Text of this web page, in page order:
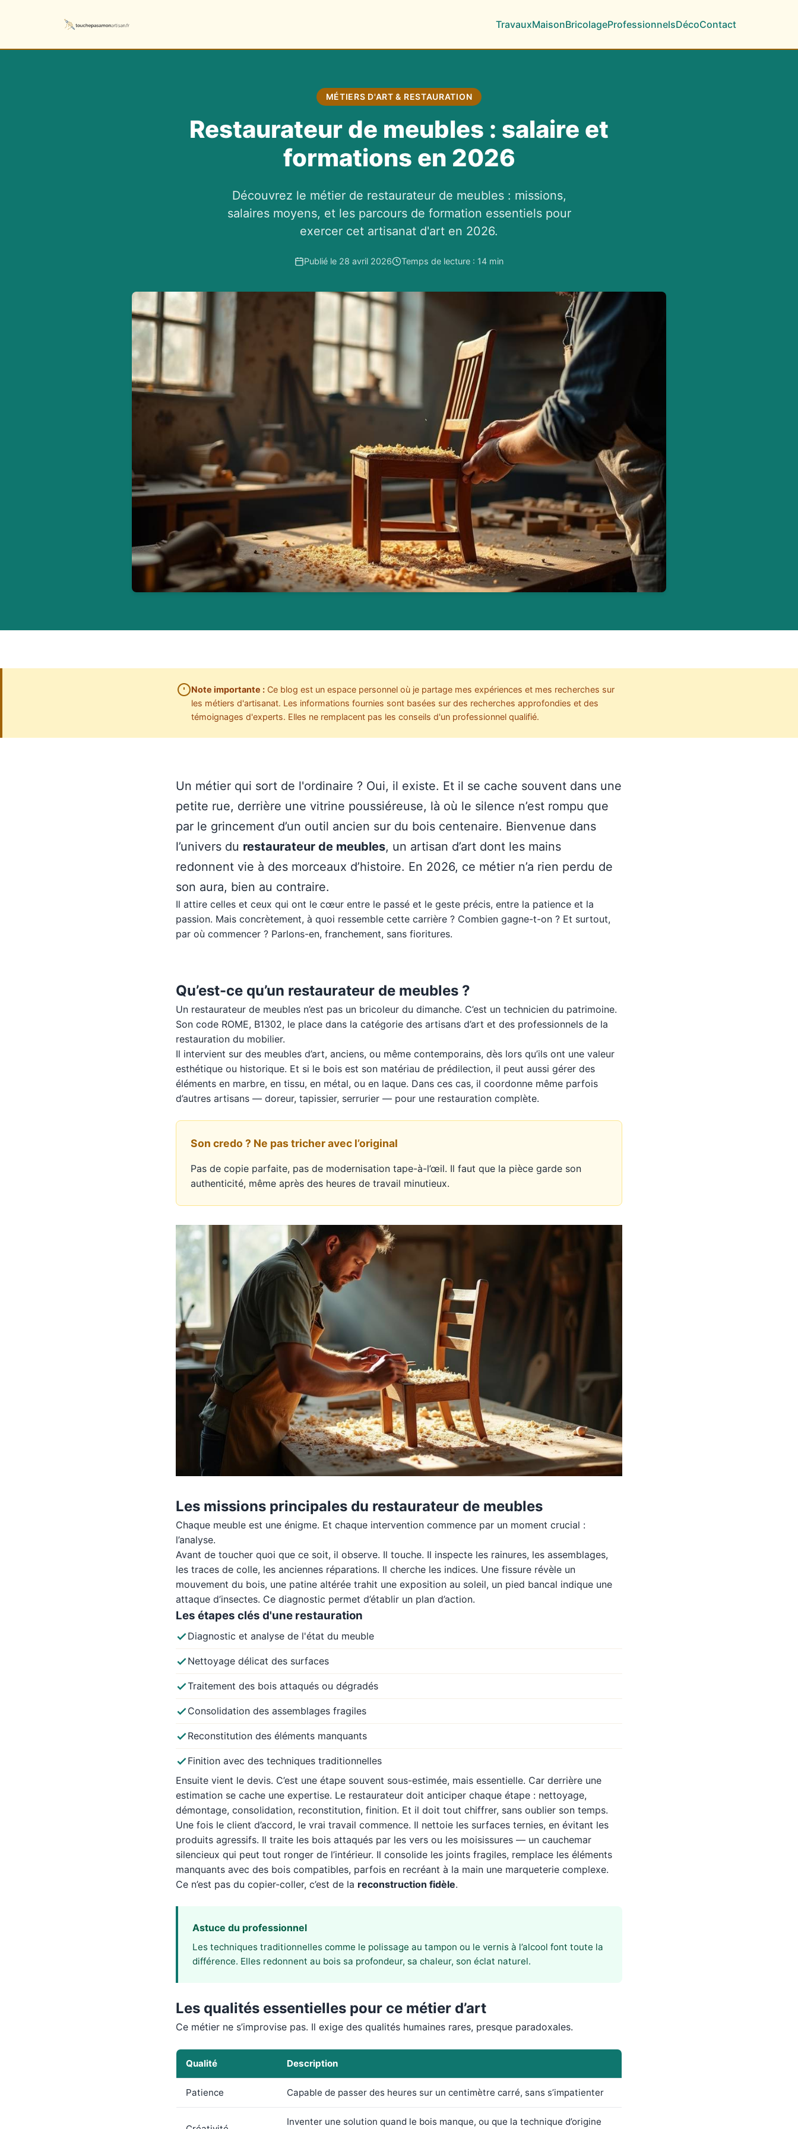
TravauxMaisonBricolageProfessionnelsDécoContact
MÉTIERS D'ART & RESTAURATION
Restaurateur de meubles : salaire et
formations en 2026
Découvrez le métier de restaurateur de meubles : missions,
salaires moyens, et les parcours de formation essentiels pour
exercer cet artisanat d'art en 2026.
Publié le 28 avril 2026 Temps de lecture : 14 min
Note importante : Ce blog est un espace personnel où je partage mes expériences et mes recherches sur
les métiers d'artisanat. Les informations fournies sont basées sur des recherches approfondies et des
témoignages d'experts. Elles ne remplacent pas les conseils d'un professionnel qualifié.
Un métier qui sort de l'ordinaire ? Oui, il existe. Et il se cache souvent dans une
petite rue, derrière une vitrine poussiéreuse, là où le silence n’est rompu que
par le grincement d’un outil ancien sur du bois centenaire. Bienvenue dans
l’univers du restaurateur de meubles, un artisan d’art dont les mains
redonnent vie à des morceaux d’histoire. En 2026, ce métier n’a rien perdu de
son aura, bien au contraire.
Il attire celles et ceux qui ont le cœur entre le passé et le geste précis, entre la patience et la
passion. Mais concrètement, à quoi ressemble cette carrière ? Combien gagne-t-on ? Et surtout,
par où commencer ? Parlons-en, franchement, sans fioritures.
Qu’est-ce qu’un restaurateur de meubles ?
Un restaurateur de meubles n’est pas un bricoleur du dimanche. C’est un technicien du patrimoine.
Son code ROME, B1302, le place dans la catégorie des artisans d’art et des professionnels de la
restauration du mobilier.
Il intervient sur des meubles d’art, anciens, ou même contemporains, dès lors qu’ils ont une valeur
esthétique ou historique. Et si le bois est son matériau de prédilection, il peut aussi gérer des
éléments en marbre, en tissu, en métal, ou en laque. Dans ces cas, il coordonne même parfois
d’autres artisans — doreur, tapissier, serrurier — pour une restauration complète.
Son credo ? Ne pas tricher avec l’original
Pas de copie parfaite, pas de modernisation tape-à-l’œil. Il faut que la pièce garde son
authenticité, même après des heures de travail minutieux.
Les missions principales du restaurateur de meubles
Chaque meuble est une énigme. Et chaque intervention commence par un moment crucial :
l’analyse.
Avant de toucher quoi que ce soit, il observe. Il touche. Il inspecte les rainures, les assemblages,
les traces de colle, les anciennes réparations. Il cherche les indices. Une fissure révèle un
mouvement du bois, une patine altérée trahit une exposition au soleil, un pied bancal indique une
attaque d’insectes. Ce diagnostic permet d’établir un plan d’action.
Les étapes clés d'une restauration
Diagnostic et analyse de l'état du meuble
Nettoyage délicat des surfaces
Traitement des bois attaqués ou dégradés
Consolidation des assemblages fragiles
Reconstitution des éléments manquants
Finition avec des techniques traditionnelles
Ensuite vient le devis. C’est une étape souvent sous-estimée, mais essentielle. Car derrière une
estimation se cache une expertise. Le restaurateur doit anticiper chaque étape : nettoyage,
démontage, consolidation, reconstitution, finition. Et il doit tout chiffrer, sans oublier son temps.
Une fois le client d’accord, le vrai travail commence. Il nettoie les surfaces ternies, en évitant les
produits agressifs. Il traite les bois attaqués par les vers ou les moisissures — un cauchemar
silencieux qui peut tout ronger de l’intérieur. Il consolide les joints fragiles, remplace les éléments
manquants avec des bois compatibles, parfois en recréant à la main une marqueterie complexe.
Ce n’est pas du copier-coller, c’est de la reconstruction fidèle.
Astuce du professionnel
Les techniques traditionnelles comme le polissage au tampon ou le vernis à l’alcool font toute la
différence. Elles redonnent au bois sa profondeur, sa chaleur, son éclat naturel.
Les qualités essentielles pour ce métier d’art
Ce métier ne s’improvise pas. Il exige des qualités humaines rares, presque paradoxales.
Qualité Description
Patience Capable de passer des heures sur un centimètre carré, sans s’impatienter
Inventer une solution quand le bois manque, ou que la technique d’origine